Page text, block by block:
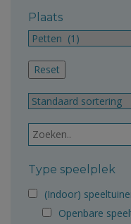
Plaats
Type speelplek
(Indoor)
Openbare